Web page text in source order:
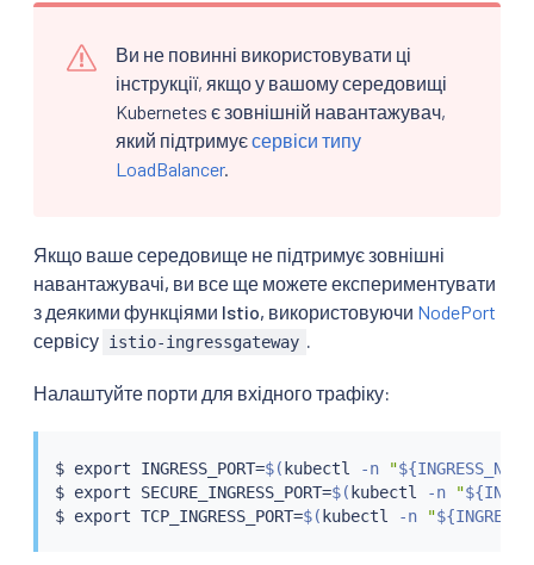
Ви не повинні використовувати ці
інструкції, якщо у вашому середовищі
Kubernetes є зовнішній навантажувач,
який підтримуєсервіси типу
LoadBalancer.
Якщо ваше середовище не підтримує зовнішні
навантажувачі, ви все ще можете експериментувати
з деякими функціями Istio, використовуючи NodePort
сервісу istio-ingressgateway .
Налаштуйте порти для вхідного трафіку:
$ export INGRESS_PORT=$(kubectl -n "${INGRESS_NS}
$ export SECURE_INGRESS_PORT=$(kubectl -n "
$ export TCP_INGRESS_PORT=$(kubectl -n "